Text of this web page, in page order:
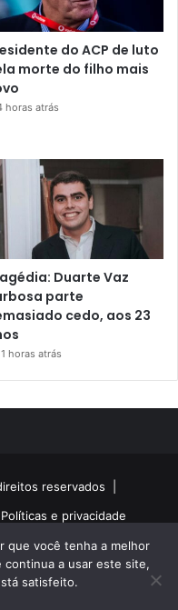
do ACP de luto
morte do filho mais
horas atrás
Duarte Vaz
parte
cedo, aos 23
horas atrás
reservados |
Políticas e privacidade
YouTubeInstagram
que você tenha a melhor
continua a usar este site,
satisfeito.